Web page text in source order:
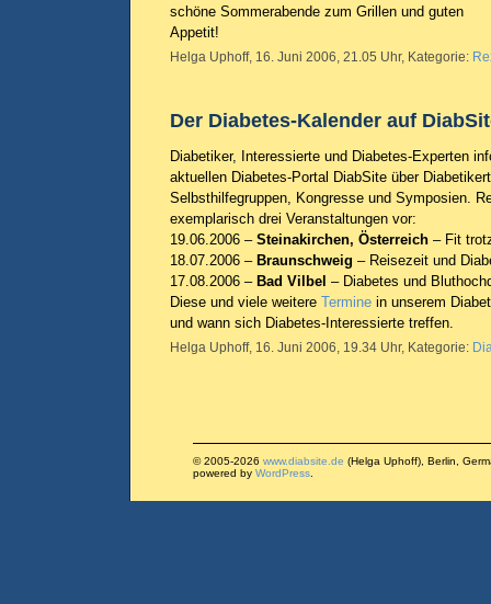
schöne Sommerabende zum Grillen und guten
Appetit!
Helga Uphoff, 16. Juni 2006, 21.05 Uhr, Kategorie:
Der Diabetes-Kalender auf
Diabetiker, Interessierte und Diabetes-Experten
aktuellen Diabetes-Portal DiabSite über
Selbsthilfegruppen, Kongresse und Symposien.
exemplarisch drei Veranstaltungen vor:
19.06.2006 – Steinakirchen, Österreich – Fit
18.07.2006 – Braunschweig – Reisezeit und
17.08.2006 – Bad Vilbel – Diabetes und
Diese und viele weitere Termine in unserem
und wann sich Diabetes-Interessierte treffen.
Helga Uphoff, 16. Juni 2006, 19.34 Uhr, Kategorie:
© 2005-2026 www.diabsite.de (Helga Uphoff), Berlin,
powered by WordPress.